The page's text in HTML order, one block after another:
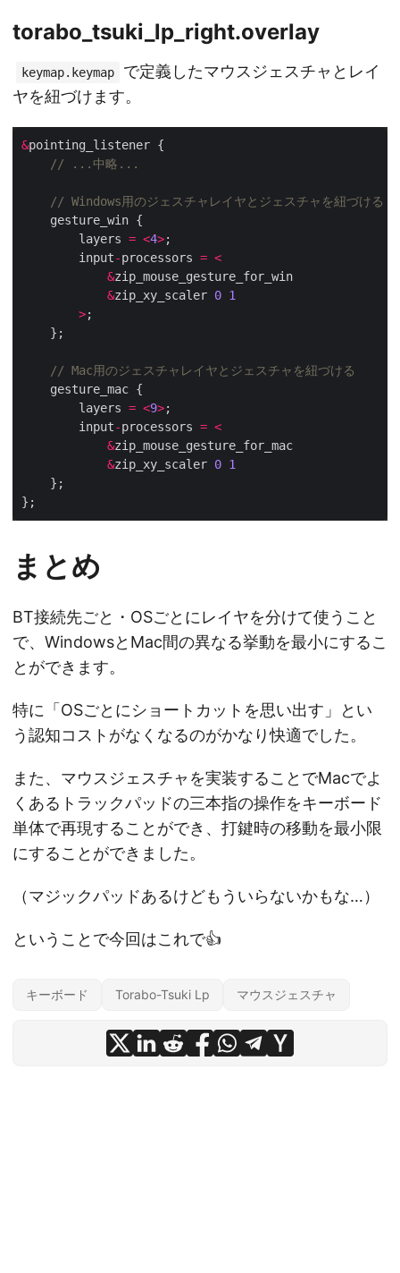
torabo_tsuki_lp_right.overlay
keymap.keymap
で定義したマウスジェスチャとレイ
ヤを紐づけます。
&
        layers
= <4>
        input
-processors = <
&
&zip_xy_scaler 0 1
>
        layers
= <9>
        input
-processors = <
&
&zip_xy_scaler 0 1
まとめ
BT接続先ごと・OSごとにレイヤを分けて使うこと
で、WindowsとMac間の異なる挙動を最小にするこ
とができます。
特に「OSごとにショートカットを思い出す」とい
う認知コストがなくなるのがかなり快適でした。
また、マウスジェスチャを実装することでMacでよ
くあるトラックパッドの三本指の操作をキーボード
単体で再現することができ、打鍵時の移動を最小限
にすることができました。
（マジックパッドあるけどもういらないかもな…）
ということで今回はこれで👍
キーボード Torabo-Tsuki Lp マウスジェスチャ